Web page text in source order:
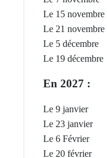
Le 15 novembre
Le 21 novembre
Le 5 décembre
Le 19 décembre
En 2027 :
Le 9 janvier
Le 23 janvier
Le 6 Février
Le 20 février